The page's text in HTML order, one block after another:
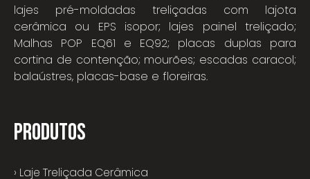
lajes pré-moldadas treliçadas com lajota
cerâmica ou EPS isopor; lajes painel treliçado;
Malhas POP EQ61 e EQ92; placas duplas para
cortina de contenção; mourões; escadas caracol;
balaústres, placas-base e floreiras.
PRODUTOS
› Laje Treliçada Cerâmica